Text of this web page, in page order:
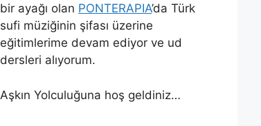
bir ayağı olan PONTERAPIA’da Türk
sufi müziğinin şifası üzerine
eğitimlerime devam ediyor ve ud
dersleri alıyorum.
Aşkın Yolculuğuna hoş geldiniz…